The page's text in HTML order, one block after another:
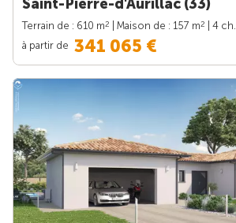
Saint-Pierre-d'Aurillac (33)
Terrain de : 610 m2 | Maison de : 157 m2
| 4 ch.
à partir de 341 065 €